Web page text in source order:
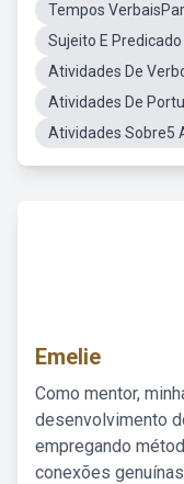
Tempos
Sujeito E
Atividades De
Atividades De
Atividades Sobre5
Emelie
Como mentor,
desenvolvimento
empregando
conexões